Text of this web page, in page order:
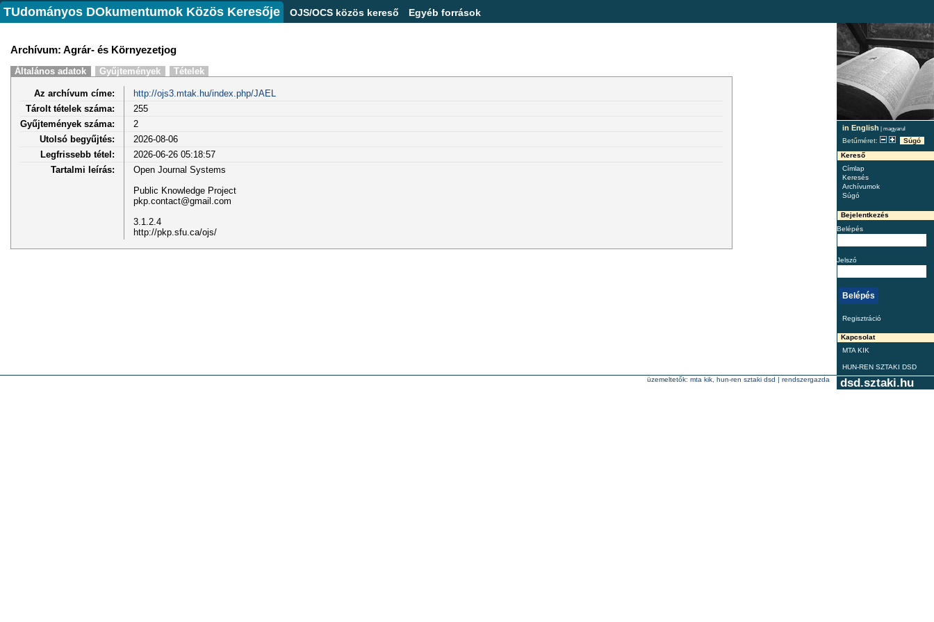
TUdományos DOkumentumok Közös Keresője OJS/OCS közös kereső Egyéb források
in English | magyarul
Betűméret:
Súgó
Kereső
Címlap
Keresés
Archívumok
Súgó
Bejelentkezés
Belépés
Jelszó
Regisztráció
Kapcsolat
MTA KIK
HUN-REN SZTAKI DSD
Archívum: Agrár- és Környezetjog
Általános adatok Gyűjtemények Tételek
Az archívum címe:
http://ojs3.mtak.hu/index.php/JAEL
Tárolt tételek száma:
255
Gyűjtemények száma:
2
Utolsó begyűjtés:
2026-08-06
Legfrissebb tétel:
2026-06-26 05:18:57
Tartalmi leírás:
Open Journal Systems
Public Knowledge Project
pkp.contact@gmail.com
3.1.2.4
http://pkp.sfu.ca/ojs/
dsd.sztaki.hu
üzemeltetők: mta kik hun-ren sztaki dsd | rendszergazda